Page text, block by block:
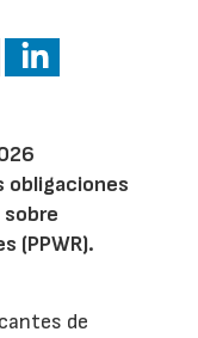
obligaciones
sobre
(PPWR).
de